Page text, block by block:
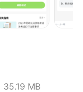
性突破薄弱项
窗搜题，难题秒
35.19 MB